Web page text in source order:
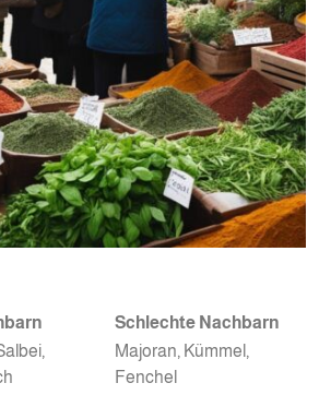
Schlechte Nachbarn
Majoran, Kümmel,
Fenchel